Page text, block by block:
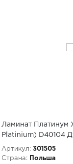
Ламинат Платинум
Platinium) D40104
Артикул: 301505
Страна:
Польша